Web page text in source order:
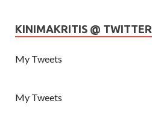
KINIMAKRITIS @ TWITTER
My Tweets
My Tweets